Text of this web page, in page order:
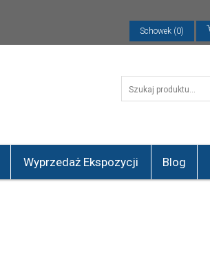
Schowek (0)
Wyprzedaż Ekspozycji Blog